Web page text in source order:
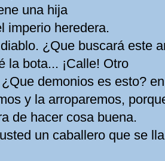
una hija
imperio heredera.
¿Que buscará este
la bota... ¡Calle! Otro
demonios es esto?
y la arroparemos,
de hacer cosa buena.
un caballero que se